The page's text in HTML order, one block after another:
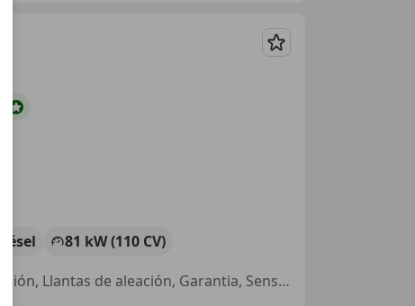
Guardar
Diésel
81 kW (110 CV)
Techo panorámico, Elevalunas eléctrico, Bluetooth, Volante multifunción, Llantas de aleación, Garantia, Sensor de lluvia, Faros antiniebla